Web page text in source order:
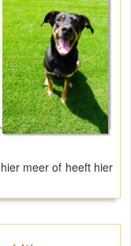
meer of heeft hier